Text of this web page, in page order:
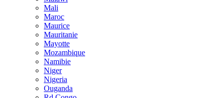
Mali
Maroc
Maurice
Mauritanie
Mayotte
Mozambique
Namibie
Niger
Nigeria
Ouganda